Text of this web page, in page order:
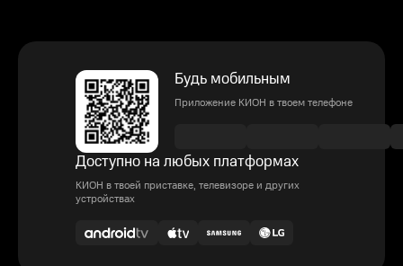
Будь мобильным
Приложение КИОН в твоем телефоне
Доступно на любых платформах
КИОН в твоей приставке, телевизоре и других
устройствах